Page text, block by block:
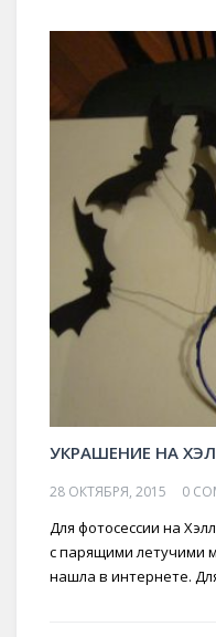
УКРАШЕНИЕ НА
28 ОКТЯБРЯ, 2015 0
Для фотосессии на
с парящими летучими
нашла в интернете.